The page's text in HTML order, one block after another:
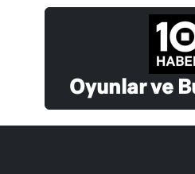
Oyunlar ve